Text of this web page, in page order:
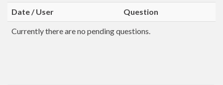
Date / User Question
Currently there are no pending questions.